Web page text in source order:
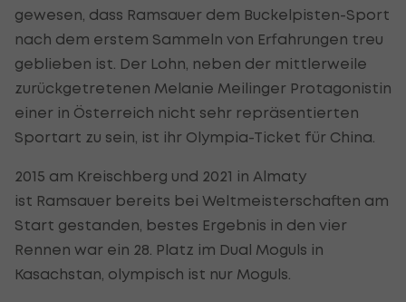
gewesen, dass Ramsauer dem Buckelpisten-Sport
nach dem erstem Sammeln von Erfahrungen treu
geblieben ist. Der Lohn, neben der mittlerweile
zurückgetretenen Melanie Meilinger Protagonistin
einer in Österreich nicht sehr repräsentierten
Sportart zu sein, ist ihr Olympia-Ticket für China.
2015 am Kreischberg und 2021 in Almaty
ist Ramsauer bereits bei Weltmeisterschaften am
Start gestanden, bestes Ergebnis in den vier
Rennen war ein 28. Platz im Dual Moguls in
Kasachstan, olympisch ist nur Moguls.